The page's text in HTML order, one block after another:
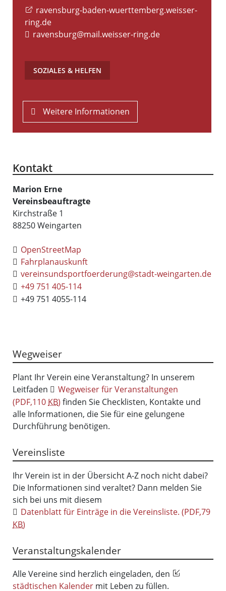
ravensburg-baden-wuerttemberg.weisser-
ring.de
ravensburg@mail.weisser-ring.de
SOZIALES & HELFEN
Weitere Informationen
Kontakt
Marion Erne
Vereinsbeauftragte
Kirchstraße 1
88250Weingarten
OpenStreetMap
Fahrplanauskunft
vereinsundsportfoerderung@stadt-weingarten.de
+49 751 405-114
+49 751 4055-114
Wegweiser
Plant Ihr Verein eine Veranstaltung? In unserem
Leitfaden
Wegweiser für Veranstaltungen
(PDF,110 KB) finden Sie Checklisten, Kontakte und
alle Informationen, die Sie für eine gelungene
Durchführung benötigen.
Vereinsliste
Ihr Verein ist in der Übersicht A-Z noch nicht dabei?
Die Informationen sind veraltet? Dann melden Sie
sich bei uns mit diesem
Datenblatt für Einträge in die Vereinsliste. (PDF,79
KB)
Veranstaltungskalender
Alle Vereine sind herzlich eingeladen, den
städtischen Kalender mit Leben zu füllen.